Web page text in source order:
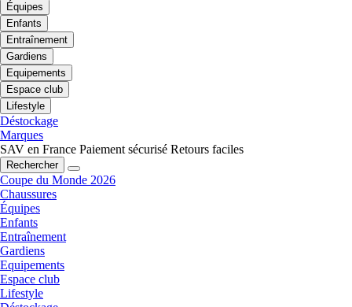
Équipes
Enfants
Entraînement
Gardiens
Equipements
Espace club
Lifestyle
Déstockage
Marques
SAV en France Paiement sécurisé Retours faciles
Rechercher
Coupe du Monde 2026
Chaussures
Équipes
Enfants
Entraînement
Gardiens
Equipements
Espace club
Lifestyle